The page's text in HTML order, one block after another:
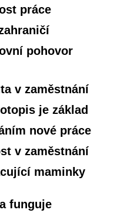
práce
pohovor
v zaměstnání
je základ
nové práce
v zaměstnání
maminky
funguje